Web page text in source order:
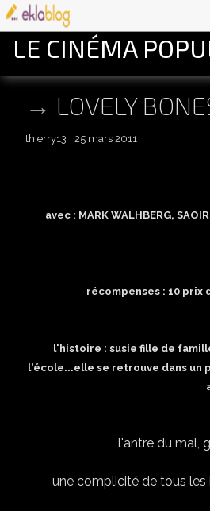
LE CINÉMA
LOVELY
thierry13 25 mars 2011
avec : MARK WALHBERG,
récompenses : 10 prix
l'histoire : susie fille de
l'école...elle se retrouve dans un
l'antre du mal,
une complicité de tous les